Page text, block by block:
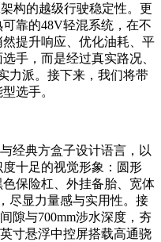
构的越级行驶稳定性。更
靠的48V轻混系统，在不
提升响应、优化油耗、平
手，而是经过真实路况、
力派。接下来，我们将带
选手。
经典方盒子设计语言，以
十足的视觉形象：圆形
保险杠、外挂备胎、宽体
尽显力量感与实用性。接
隙与700mm涉水深度，夯
寸悬浮中控屏搭载高通骁